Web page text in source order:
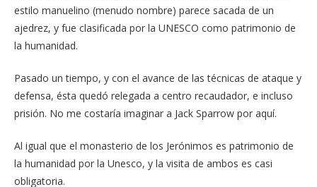
estilo manuelino (menudo nombre) parece sacada de un
ajedrez, y fue clasificada por la UNESCO como patrimonio de
la humanidad.
Pasado un tiempo, y con el avance de las técnicas de ataque y
defensa, ésta quedó relegada a centro recaudador, e incluso
prisión. No me costaría imaginar a Jack Sparrow por aquí.
Al igual que el monasterio de los Jerónimos es patrimonio de
la humanidad por la Unesco, y la visita de ambos es casi
obligatoria.